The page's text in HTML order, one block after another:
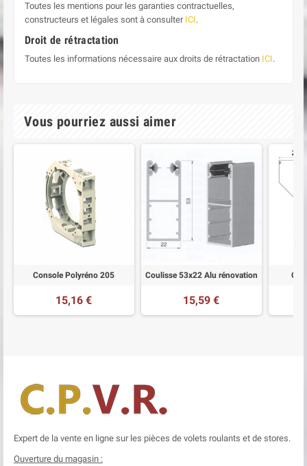
Toutes les mentions pour les garanties contractuelles,
constructeurs et légales sont à consulter ICI.
Droit de rétractation
Toutes les informations nécessaire aux droits de rétractation ICI.
Vous pourriez aussi aimer
Console Polyréno 205
15,16 €
Coulisse 53x22 Alu rénovation
15,59 €
Expert de la vente en ligne sur les pièces de volets roulants et de stores.
Ouverture du magasin :